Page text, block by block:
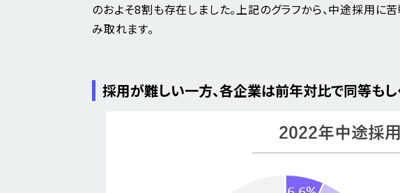
のおよそ8割も存在しました。上記のグラフから、中途採用に
み取れます。
採用が難しい一方、各企業は前年対比で同等も